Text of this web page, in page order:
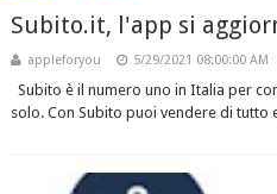
Subito.it, l'app si
appleforyou 5/29/2021 08:00:00 AM
Subito è il numero uno in Italia per
solo. Con Subito puoi vendere di tutto